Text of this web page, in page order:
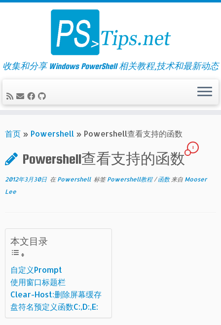
Skip
收集和分享 Windows PowerShell 相关教程,技术和最新动态
首页 » Powershell » Powershell查看支持的函数
Powershell查看支持的函数
1
2012年3月30日 在 Powershell 标签Powershell教程/函数 来自 Mooser
Lee
本文目录
自定义Prompt
使用窗口标题栏
Clear-Host:删除屏幕缓存
盘符名预定义函数C:,D:,E: